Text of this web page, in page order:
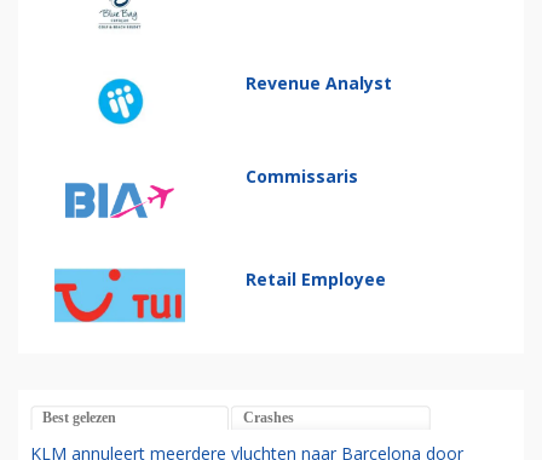
Revenue Analyst
Commissaris
Retail Employee
Best gelezen Crashes
KLM annuleert meerdere vluchten naar Barcelona door